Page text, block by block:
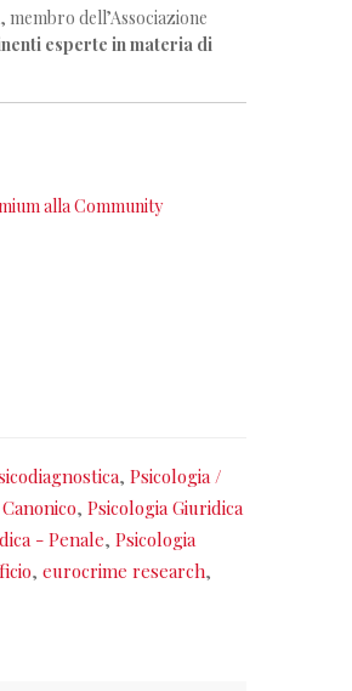
membro dell’Associazione
esperte in materia di
alla Community
, Psicologia /
, Psicologia Giuridica
- Penale, Psicologia
, eurocrime research,